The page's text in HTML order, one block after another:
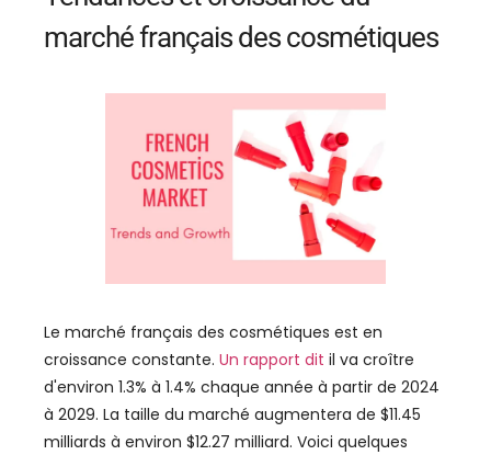
marché français des cosmétiques
Le marché français des cosmétiques est en
croissance constante. Un rapport dit il va croître
d'environ 1.3% à 1.4% chaque année à partir de 2024
à 2029. La taille du marché augmentera de $11.45
milliards à environ $12.27 milliard. Voici quelques